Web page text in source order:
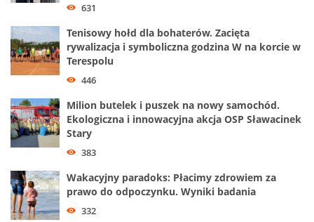
631
Tenisowy hołd dla bohaterów. Zacięta
rywalizacja i symboliczna godzina W na korcie w
Terespolu
446
Milion butelek i puszek na nowy samochód.
Ekologiczna i innowacyjna akcja OSP Sławacinek
Stary
383
Wakacyjny paradoks: Płacimy zdrowiem za
prawo do odpoczynku. Wyniki badania
332